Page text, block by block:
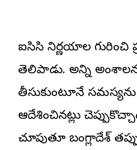
ఐసిసి నిర్ణయాల గురించి
తెలిపాడు. అన్ని
తీసుకుంటూనే
ఆదేశించినట్లు
చూపుతూ బంగ్లాదేశ్‌